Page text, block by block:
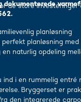
de store investeringer
dokumenterede
planløsning
perfekt planløsning med
naturlig opdeling
ind i en rummelig entré
Bryggerset er
den integrerede